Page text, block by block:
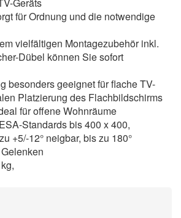
für Ordnung und die notwendige
vielfältigen Montagezubehör inkl.
Dübel können Sie sofort
besonders geeignet für flache TV-
Platzierung des Flachbildschirms
für offene Wohnräume
Standards bis 400 x 400,
+5/-12° neigbar, bis zu 180°